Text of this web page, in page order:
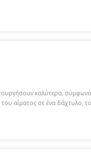
καλύτερα,
του αίματος σε ένα δάχτυλο,